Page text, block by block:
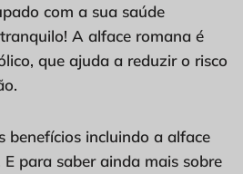
com a sua saúde
A alface romana é
que ajuda a reduzir o risco
benefícios incluindo a alface
para saber ainda mais sobre